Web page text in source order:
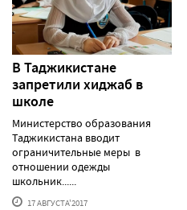
В Таджикистане
запретили хиджаб в
школе
Министерство образования
Таджикистана вводит
ограничительные меры в
отношении одежды
школьник......
17 АВГУСТА'2017